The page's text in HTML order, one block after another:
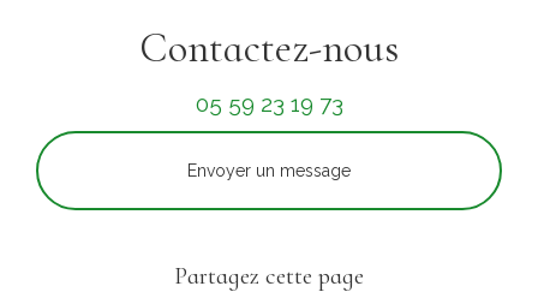
Contactez-nous
05 59 23 19 73
Envoyer un message
Partagez cette page